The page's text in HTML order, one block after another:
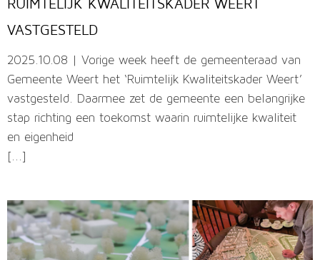
VASTGESTELD
2025.10.08 | Vorige week heeft de gemeenteraad van
Gemeente Weert het ‘Ruimtelijk Kwaliteitskader Weert’
vastgesteld. Daarmee zet de gemeente een belangrijke
stap richting een toekomst waarin ruimtelijke kwaliteit
en eigenheid
[...]